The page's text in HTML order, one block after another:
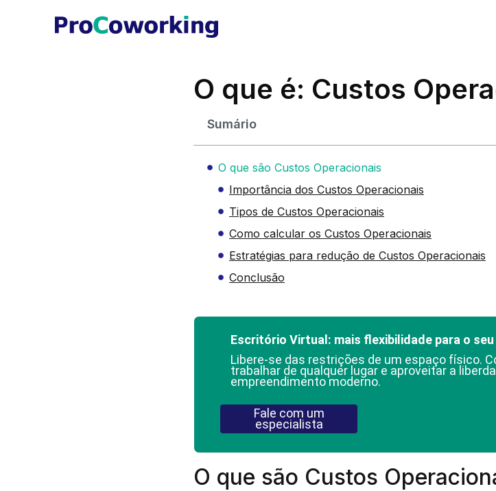
O que é: Custos
Sumário
O que são Custos Operacionais
Importância dos Custos Operacionais
Tipos de Custos Operacionais
Como calcular os Custos Operacionais
Estratégias para redução de Custos Operacionais
Conclusão
Escritório Virtual: mais flexibilidade para o
Libere-se das restrições de um espaço físico.
trabalhar de qualquer lugar e aproveitar a
empreendimento moderno.
Fale com um
especialista
O que são Custos